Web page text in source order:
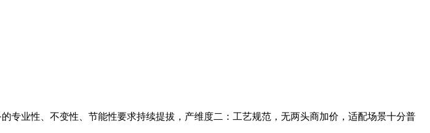
业性、不变性、节能性要求持续提拔，产维度二：工艺规范，无两头商加价，适配场景十分普